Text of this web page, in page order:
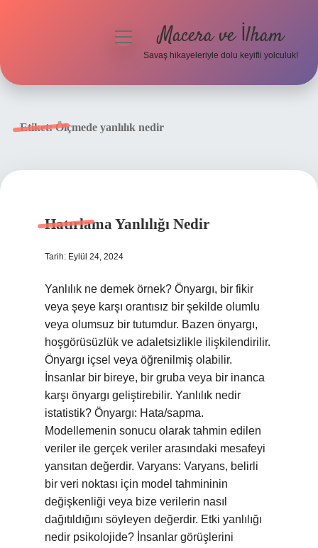
menüyüMacera ve İlham
Savaş hikayeleriyle dolu keyifli yolculuk!
Etiket:Ölçmede yanlılık nedir
Hatırlama Yanlılığı Nedir
Tarih: Eylül 24, 2024
Yanlılık ne demek örnek? Önyargı, bir fikir
veya şeye karşı orantısız bir şekilde olumlu
veya olumsuz bir tutumdur. Bazen önyargı,
hoşgörüsüzlük ve adaletsizlikle ilişkilendirilir.
Önyargı içsel veya öğrenilmiş olabilir.
İnsanlar bir bireye, bir gruba veya bir inanca
karşı önyargı geliştirebilir. Yanlılık nedir
istatistik? Önyargı: Hata/sapma.
Modellemenin sonucu olarak tahmin edilen
veriler ile gerçek veriler arasındaki mesafeyi
yansıtan değerdir. Varyans: Varyans, belirli
bir veri noktası için model tahmininin
değişkenliği veya bize verilerin nasıl
dağıtıldığını söyleyen değerdir. Etki yanlılığı
nedir psikolojide? İnsanlar görüşlerini